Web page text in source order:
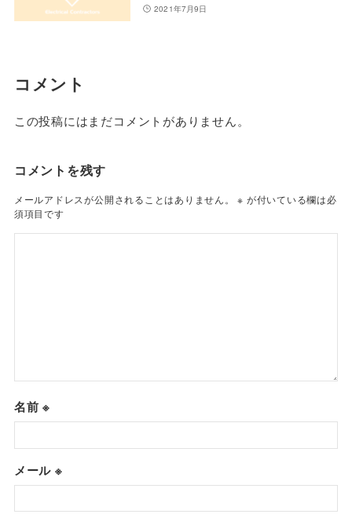
2021年7月9日
コメント
この投稿にはまだコメントがありません。
コメントを残す
メールアドレスが公開されることはありません。 ※ が付いている欄は必
須項目です
名前※
メール ※